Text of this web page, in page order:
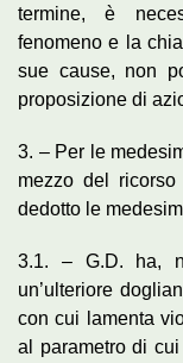
termine, è
fenomeno e la
sue cause, non
proposizione di
3. – Per le
mezzo del
dedotto le
3.1. – G.D. ha,
un’ulteriore
con cui lamenta
al parametro di cui